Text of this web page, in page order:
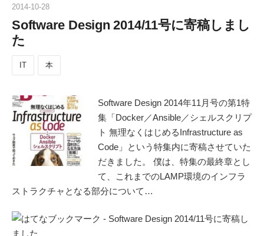
2014-10-28
Software Design 2014/11号に寄稿しまし
た
IT 本
Software Design 2014年11月号の第1特
集「Docker／Ansible／シェルスクリプ
ト 無理なくはじめるInfrastructure as
Code」という特集内に寄稿させていた
だきました。 僕は、特集の最終章とし
て、これまでのLAMP環境のインフラ
ストラクチャとなる部分について…